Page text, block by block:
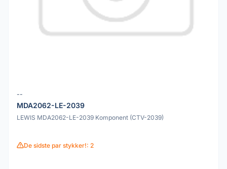
--
MDA2062-LE-2039
LEWIS MDA2062-LE-2039 Komponent (CTV-2039)
De sidste par stykker!: 2